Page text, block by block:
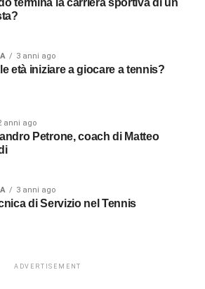
termina la carriera sportiva di un
3 anni ago
età iniziare a giocare a tennis?
anni ago
Petrone, coach di Matteo
3 anni ago
di Servizio nel Tennis
ADVERTISEMENT